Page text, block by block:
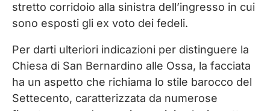
stretto corridoio alla sinistra dell’ingresso in cui
sono esposti gli ex voto dei fedeli.
Per darti ulteriori indicazioni per distinguere la
Chiesa di San Bernardino alle Ossa, la facciata
ha un aspetto che richiama lo stile barocco del
Settecento, caratterizzata da numerose